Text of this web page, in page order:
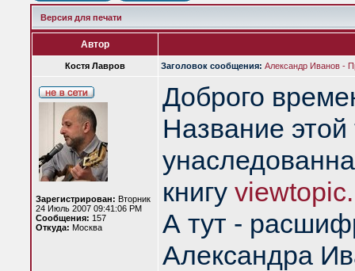
Версия для печати
Автор
Костя Лавров Заголовок сообщения: Александр Иванов -
Зарегистрирован: Вторник
24 Июль 2007 09:41:06 PM
Сообщения: 157
Откуда: Москва
Доброго
Название
книгу
А тут -
Александра